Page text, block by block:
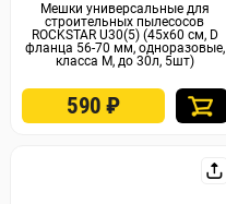
Мешки универсальные для
строительных пылесосов
ROCKSTAR U30(5) (45x60 см, D
фланца 56-70 мм, одноразовые,
класса М, до 30л, 5шт)
590₽